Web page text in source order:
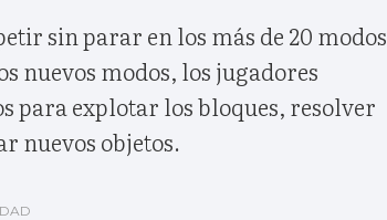
sin parar en los más de 20 modos
nuevos modos, los jugadores
para explotar los bloques, resolver
nuevos objetos.